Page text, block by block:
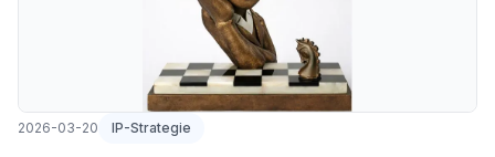
2026-03-20 IP-Strategie